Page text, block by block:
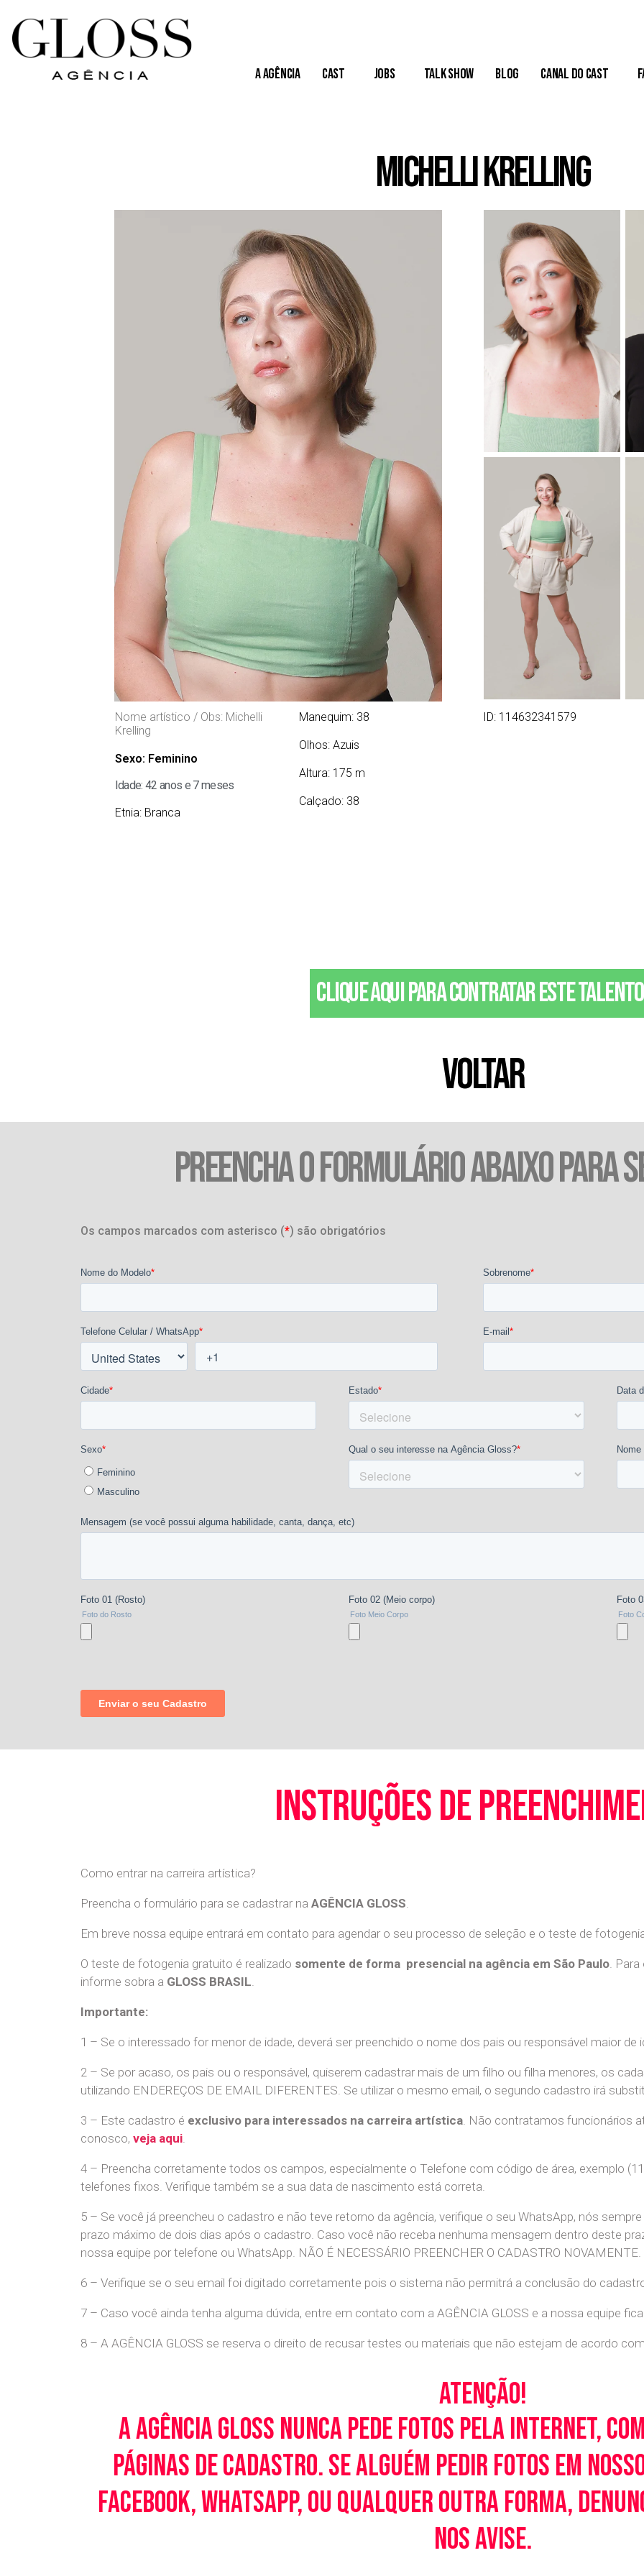
A Agência Cast Jobs Talk Show Blog Canal do Cast
Michelli Krelling
Nome artístico / Obs: Michelli
Krelling
Sexo: Feminino
Idade: 42 anos e 7 meses
Etnia: Branca
Manequim: 38
Olhos: Azuis
Altura: 175 m
Calçado: 38
ID: 114632341579
Clique aqui para contratar este talento
VOLTAR
PREENCHA O FORMULÁRIO ABAIXO PARA
Os campos marcados com asterisco (*) são obrigatórios
instruções de
Como entrar na carreira artística?
Preencha o formulário para se cadastrar na AGÊNCIA GLOSS
Em breve nossa equipe entrará em contato para agendar o seu processo de seleção e o teste de
O teste de fotogenia gratuito é realizado somente de forma presencial na agência em São Paulo .
informe sobra a GLOSS BRASIL
Importante:
1 – Se o interessado for menor de idade, deverá ser preenchido o nome dos pais ou responsável maior de
2 – Se por acaso, os pais ou o responsável, quiserem cadastrar mais de um filho ou filha menores, os
utilizando ENDEREÇOS DE EMAIL DIFERENTES. Se utilizar o mesmo email, o segundo cadastro irá
3 – Este cadastro é exclusivo para interessados na carreira artística . Não contratamos funcionários
conosco, veja aqui
4 – Preencha corretamente todos os campos, especialmente o Telefone com código de área, exemplo
telefones fixos. Verifique também se a sua data de nascimento está correta.
5 – Se você já preencheu o cadastro e não teve retorno da agência, verifique o seu WhatsApp, nós
prazo máximo de dois dias após o cadastro. Caso você não receba nenhuma mensagem dentro deste
nossa equipe por telefone ou WhatsApp. NÃO É NECESSÁRIO PREENCHER O CADASTRO NOVAMENTE.
6 – Verifique se o seu email foi digitado corretamente pois o sistema não permitrá a conclusão do
7 – Caso você ainda tenha alguma dúvida, entre em contato com a AGÊNCIA GLOSS e a nossa equipe
8 – A AGÊNCIA GLOSS se reserva o direito de recusar testes ou materiais que não estejam de acordo
Atenção!
A Agência Gloss nunca pede fotos pela Internet,
páginas de cadastro. Se alguém pedir fotos em
Facebook, WhatsApp, ou qualquer outra forma,
nos avise.